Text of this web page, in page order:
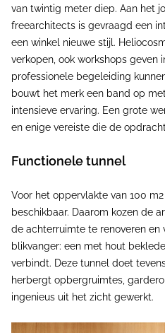
van twintig meter diep. Aan het
freearchitects is gevraagd een
een winkel nieuwe stijl.
verkopen, ook workshops geven
professionele begeleiding
bouwt het merk een band op
intensieve ervaring. Een grote
en enige vereiste die de
Functionele tunnel
Voor het oppervlakte van 100
beschikbaar. Daarom kozen de
de achterruimte te renoveren en
blikvanger: een met hout
verbindt. Deze tunnel doet
herbergt opbergruimtes,
ingenieus uit het zicht gewerkt.